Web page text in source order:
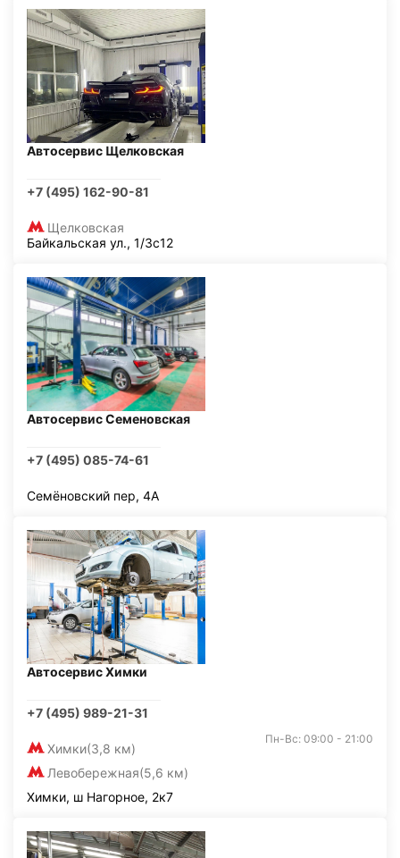
Автосервис Щелковская
+7 (495) 162-90-81
Щелковская
Байкальская ул., 1/3с12
Автосервис Семеновская
+7 (495) 085-74-61
Семёновский пер, 4А
Автосервис Химки
+7 (495) 989-21-31
Химки(3,8 км)
Левобережная(5,6 км)
Пн-Вс: 09:00 - 21:00
Химки, ш Нагорное, 2к7